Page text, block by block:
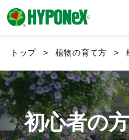
トップ 植物の育て方
初心者の